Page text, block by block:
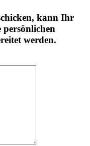
kann Ihr
werden.